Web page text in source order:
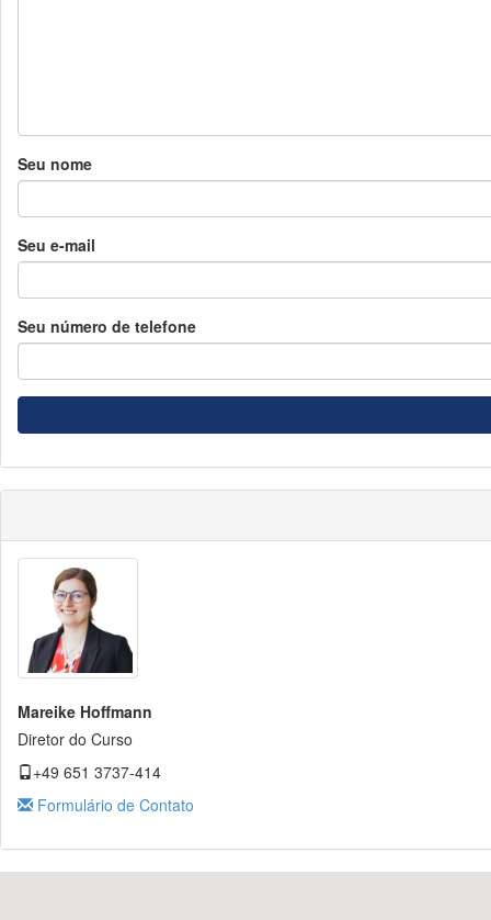
Seu nome
Seu e-mail
Seu número de telefone
Mareike Hoffmann
Diretor do Curso
+49 651 3737-414
Formulário de Contato